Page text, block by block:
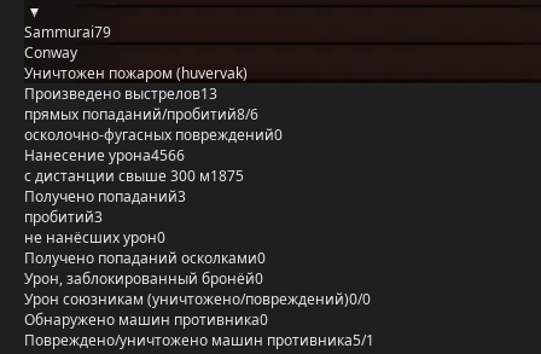
Sammurai79
Conway
Уничтожен пожаром (huvervak)
Произведено выстрелов13
прямых попаданий/пробитий8/6
осколочно-фугасных повреждений0
Нанесение урона4566
с дистанции свыше 300 м1875
Получено попаданий3
пробитий3
не нанёсших урон0
Получено попаданий осколками0
Урон, заблокированный бронёй0
Урон союзникам (уничтожено/повреждений)0/0
Обнаружено машин противника0
Повреждено/уничтожено машин противника5/1